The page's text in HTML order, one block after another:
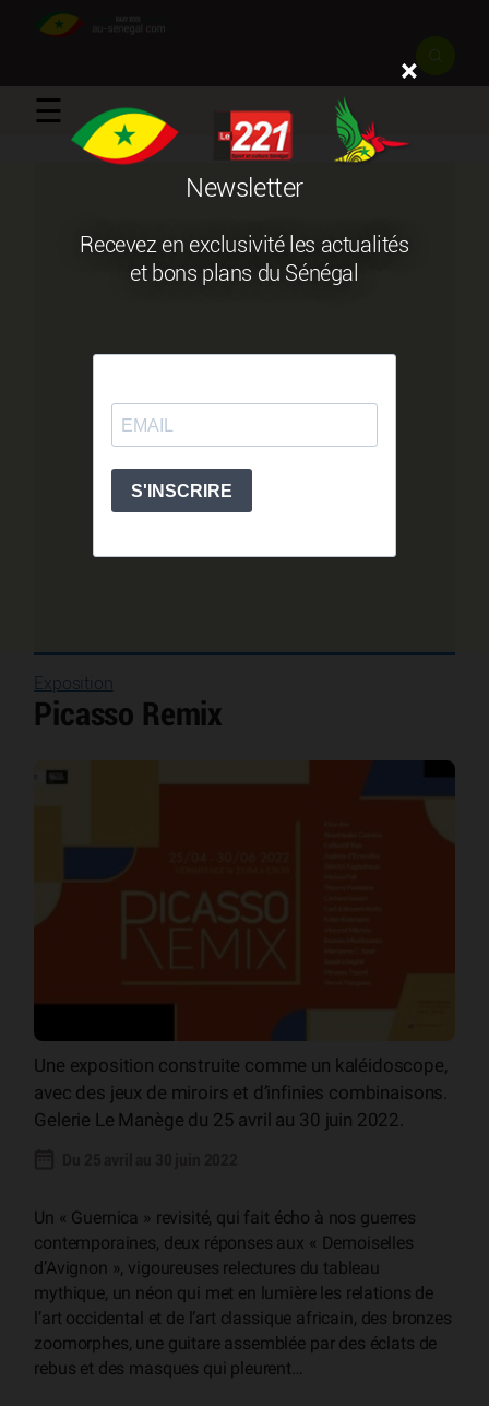
☰
Exposition
Picasso Remix
Une exposition construite comme un kaléidoscope,
avec des jeux de miroirs et d’infinies combinaisons.
Gelerie Le Manège du 25 avril au 30 juin 2022.
Un « Guernica » revisité, qui fait écho à nos guerres
contemporaines, deux réponses aux « Demoiselles
d’Avignon », vigoureuses relectures du tableau
mythique, un néon qui met en lumière les relations de
l’art occidental et de l’art classique africain, des bronzes
zoomorphes, une guitare assemblée par des éclats de
rebus et des masques qui pleurent…
×
Newsletter
Recevez en exclusivité les actualités
et bons plans du Sénégal